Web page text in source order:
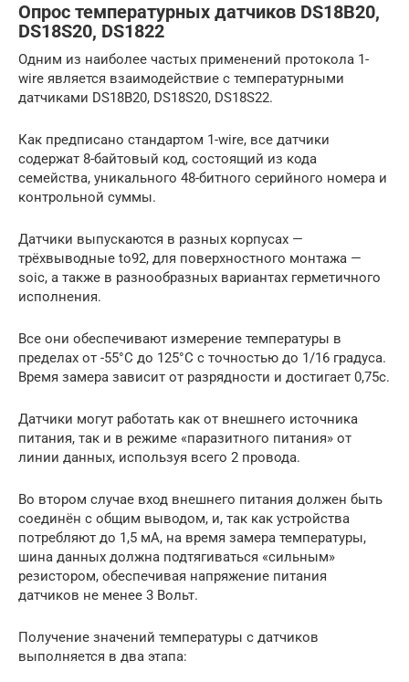
Опрос температурных датчиков DS18B20,
DS18S20, DS1822
Одним из наиболее частых применений протокола 1-
wire является взаимодействие с температурными
датчиками DS18B20, DS18S20, DS18S22.
Как предписано стандартом 1-wire, все датчики
содержат 8-байтовый код, состоящий из кода
семейства, уникального 48-битного серийного номера и
контрольной суммы.
Датчики выпускаются в разных корпусах —
трёхвыводные to92, для поверхностного монтажа —
soic, а также в разнообразных вариантах герметичного
исполнения.
Все они обеспечивают измерение температуры в
пределах от -55°С до 125°С с точностью до 1/16 градуса.
Время замера зависит от разрядности и достигает 0,75с.
Датчики могут работать как от внешнего источника
питания, так и в режиме «паразитного питания» от
линии данных, используя всего 2 провода.
Во втором случае вход внешнего питания должен быть
соединён с общим выводом, и, так как устройства
потребляют до 1,5 мА, на время замера температуры,
шина данных должна подтягиваться «сильным»
резистором, обеспечивая напряжение питания
датчиков не менее 3 Вольт.
Получение значений температуры с датчиков
выполняется в два этапа: